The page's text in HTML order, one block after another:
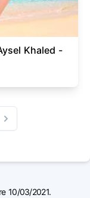
Next
10/03/2021.